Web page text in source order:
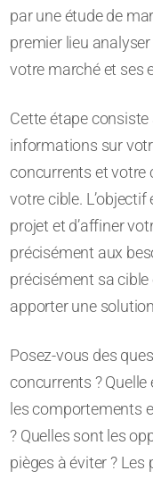
par une étude de
premier lieu
votre marché et ses
Cette étape
informations sur
concurrents et votre
votre cible.
projet et d’affiner
précisément aux
précisément sa
apporter une
Posez-vous des
concurrents ?
les comportements
? Quelles sont les
pièges à éviter ? Les